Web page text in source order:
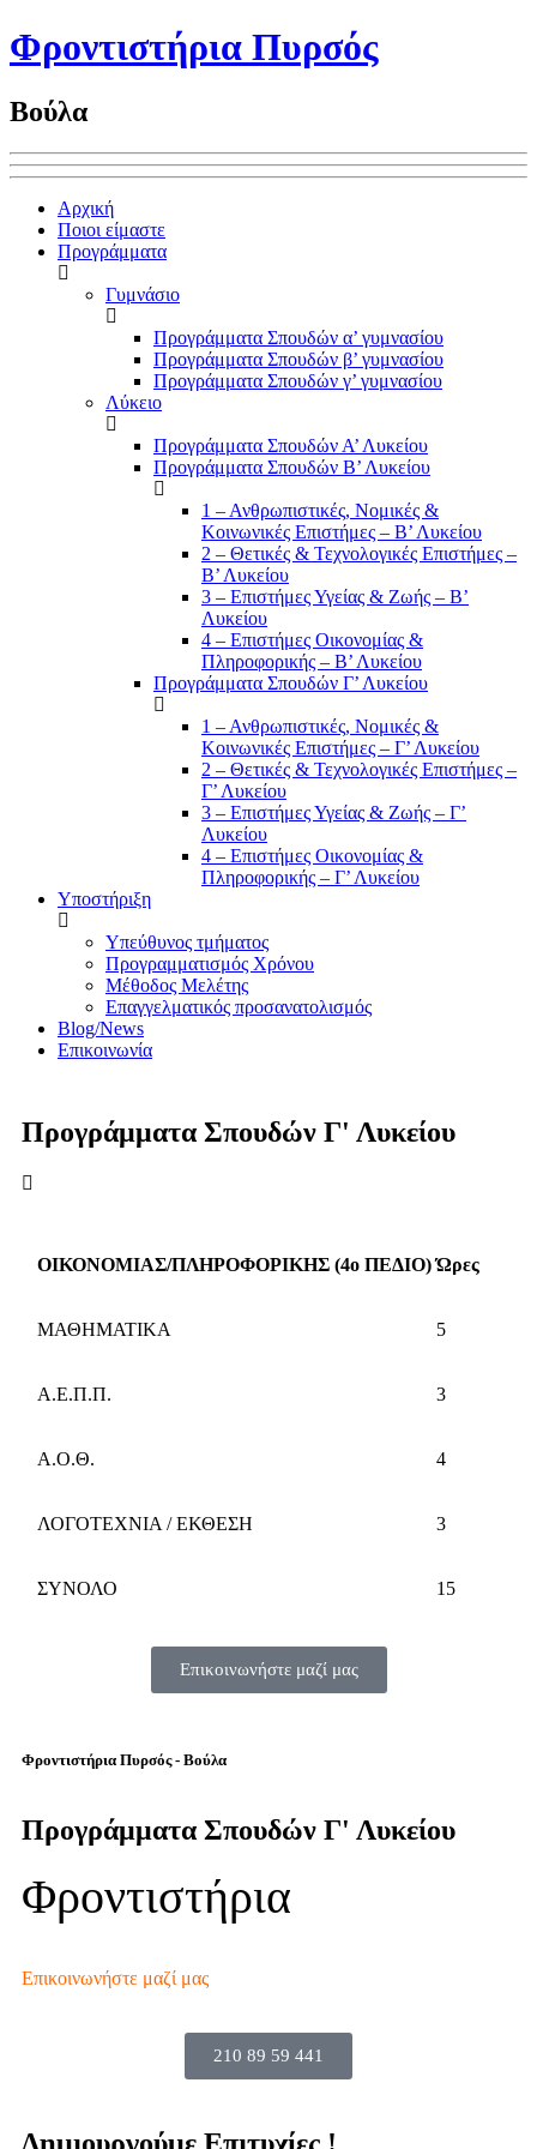
Φροντιστήρια Πυρσός
Βούλα
Αρχική
Ποιοι είμαστε
Προγράμματα
Γυμνάσιο
Προγράμματα Σπουδών α’ γυμνασίου
Προγράμματα Σπουδών β’ γυμνασίου
Προγράμματα Σπουδών γ’ γυμνασίου
Λύκειο
Προγράμματα Σπουδών Α’ Λυκείου
Προγράμματα Σπουδών Β’ Λυκείου
1 – Ανθρωπιστικές, Νομικές &
Κοινωνικές Επιστήμες – Β’ Λυκείου
2 – Θετικές & Τεχνολογικές Επιστήμες –
Β’ Λυκείου
3 – Επιστήμες Υγείας & Ζωής – Β’
Λυκείου
4 – Επιστήμες Οικονομίας &
Πληροφορικής – Β’ Λυκείου
Προγράμματα Σπουδών Γ’ Λυκείου
1 – Ανθρωπιστικές, Νομικές &
Κοινωνικές Επιστήμες – Γ’ Λυκείου
2 – Θετικές & Τεχνολογικές Επιστήμες –
Γ’ Λυκείου
3 – Επιστήμες Υγείας & Ζωής – Γ’
Λυκείου
4 – Επιστήμες Οικονομίας &
Πληροφορικής – Γ’ Λυκείου
Υποστήριξη
Υπεύθυνος τμήματος
Προγραμματισμός Χρόνου
Μέθοδος Μελέτης
Επαγγελματικός προσανατολισμός
Blog/News
Επικοινωνία
Προγράμματα Σπουδών Γ' Λυκείου
ΟΙΚΟΝΟΜΙΑΣ/ΠΛΗΡΟΦΟΡΙΚΗΣ (4ο ΠΕΔΙΟ) Ώρες
ΜΑΘΗΜΑΤΙΚΑ 5
Α.Ε.Π.Π. 3
Α.Ο.Θ. 4
ΛΟΓΟΤΕΧΝΙΑ / ΕΚΘΕΣΗ 3
ΣΥΝΟΛΟ 15
Επικοινωνήστε μαζί μας
Φροντιστήρια Πυρσός - Βούλα
Προγράμματα Σπουδών Γ' Λυκείου
Φροντιστήρια
Επικοινωνήστε μαζί μας
210 89 59 441
Δημιουργούμε Επιτυχίες !